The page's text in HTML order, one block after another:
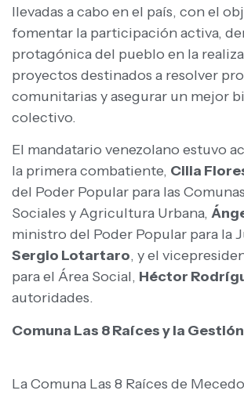
llevadas a cabo en el país, con el
fomentar la participación activa,
protagónica del pueblo en la
proyectos destinados a resolver
comunitarias y asegurar un mejor
colectivo.
El mandatario venezolano estuvo
la primera combatiente, Cilia
del Poder Popular para las
Sociales y Agricultura Urbana,
ministro del Poder Popular para la
Sergio Lotartaro, y el
para el Área Social, Héctor
autoridades.
Comuna Las 8 Raíces y la
La Comuna Las 8 Raíces de